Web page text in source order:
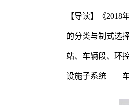
【导读】《
的分类与制式选
站、车辆段、环
设施子系统——车